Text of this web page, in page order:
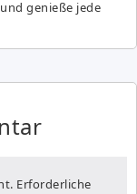
genieße jede
Erforderliche